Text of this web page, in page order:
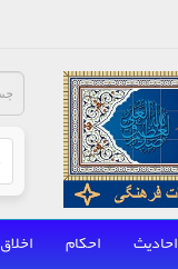
احادیث احکام اخلاق